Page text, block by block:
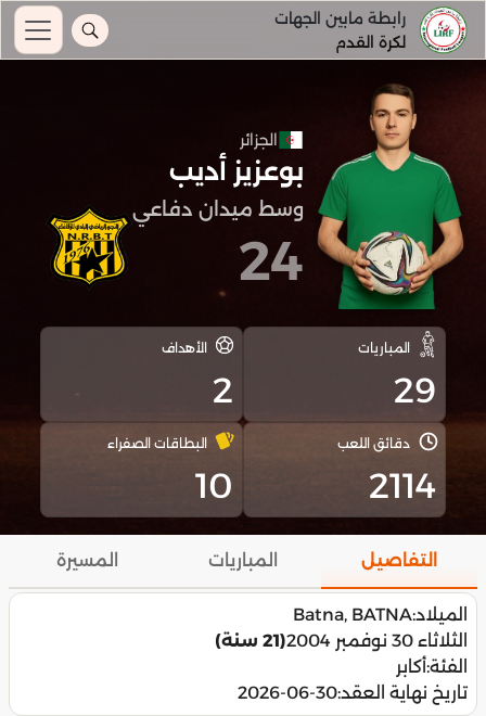
رابطة مابين الجهات
لكرة القدم
الجزائر
بوعزيز أديب
وسط ميدان دفاعي
24
المباريات
29
الأهداف
2
دقائق اللعب
2114
البطاقات الصفراء
10
التفاصيل المباريات المسيرة
الميلاد:Batna, BATNA
الثلاثاء 30 نوفمبر 2004
(21 سنة)
الفئة:أكابر
تاريخ نهاية العقد:2026-06-30